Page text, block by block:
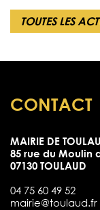
TOUTES LES
CONTACT
MAIRIE DE
85 rue du Moulin
07130 TOULAUD
04 75 60 49 52
mairie@toulaud.fr